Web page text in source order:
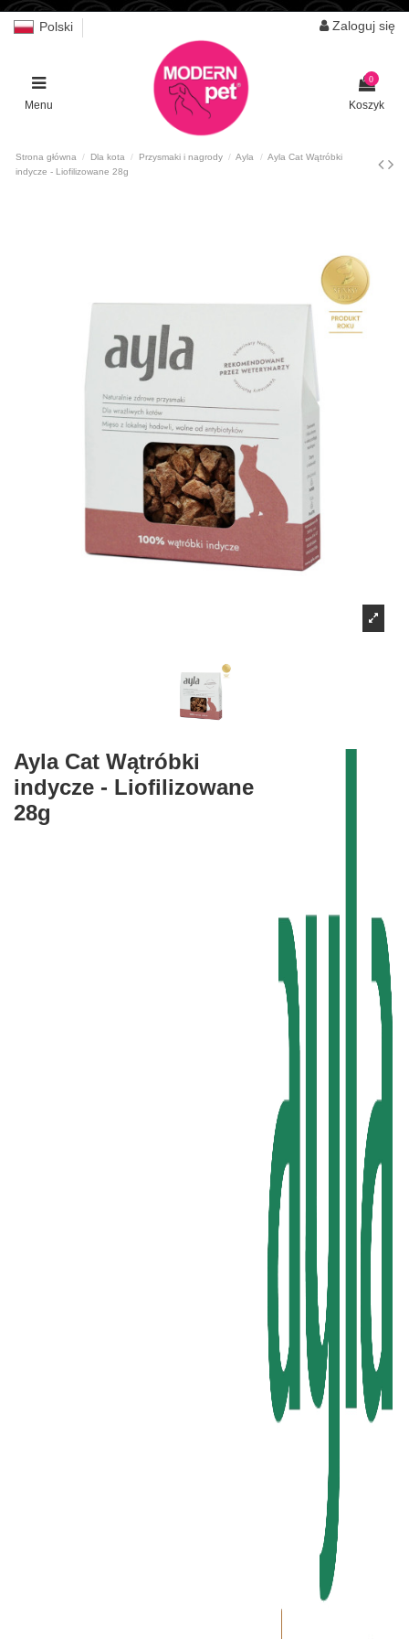
Polski Zaloguj się
Menu
0
Koszyk
Strona główna Dla kota Przysmaki i nagrody Ayla
Ayla Cat Wątróbki
indycze - Liofilizowane 28g
Ayla Cat Wątróbki
indycze - Liofilizowane
28g